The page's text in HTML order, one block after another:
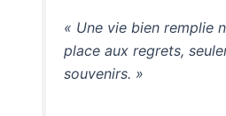
« Une vie bien remplie
place aux regrets,
souvenirs. »